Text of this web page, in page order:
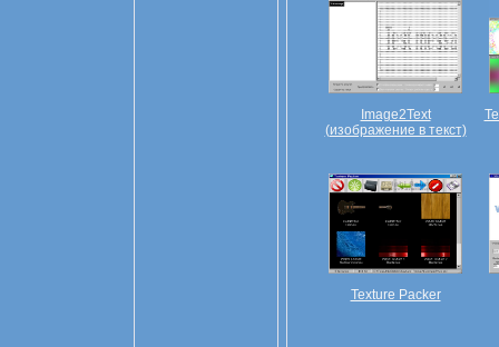
Image2Text
(изображение в текст)
Texture Packer